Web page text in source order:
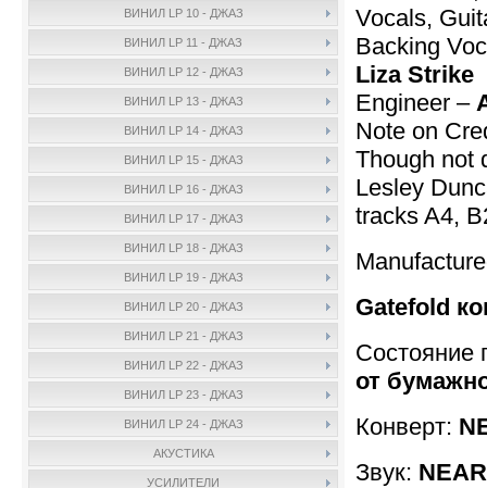
ВИНИЛ LP 10 - ДЖАЗ
ВИНИЛ LP 11 - ДЖАЗ
ВИНИЛ LP 12 - ДЖАЗ
ВИНИЛ LP 13 - ДЖАЗ
ВИНИЛ LP 14 - ДЖАЗ
ВИНИЛ LP 15 - ДЖАЗ
ВИНИЛ LP 16 - ДЖАЗ
ВИНИЛ LP 17 - ДЖАЗ
ВИНИЛ LP 18 - ДЖАЗ
ВИНИЛ LP 19 - ДЖАЗ
ВИНИЛ LP 20 - ДЖАЗ
ВИНИЛ LP 21 - ДЖАЗ
ВИНИЛ LP 22 - ДЖАЗ
ВИНИЛ LP 23 - ДЖАЗ
ВИНИЛ LP 24 - ДЖАЗ
АКУСТИКА
УСИЛИТЕЛИ
Vocals,
Backing
Liza Strike
Engineer –
Note on
Though not
Lesley
tracks A4,
Gatefold
Состояние
от
Конверт:
Звук: